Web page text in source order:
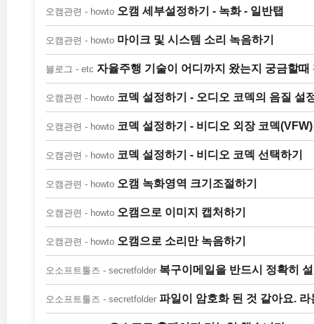
오캠관련 - howto 오캠 세부설정하기 - 녹화 - 일반탭
오캠관련 - howto 마이크 및 시스템 소리 녹음하기
블로그 - etc 자율주행 기술이 어디까지 왔는지 궁금할때
오캠관련 - howto 코덱 설정하기 - 오디오 코덱의 음질 설
오캠관련 - howto 코덱 설정하기 - 비디오 외장 코덱
오캠관련 - howto 코덱 설정하기 - 비디오 코덱 선택하기
오캠관련 - howto 오캠 녹화영역 크기조절하기
오캠관련 - howto 오캠으로 이미지 캡처하기
오캠관련 - howto 오캠으로 소리만 녹음하기
오소프트툴즈 - secretfolder 복구이메일을 반드시 정확히
오소프트툴즈 - secretfolder 파일이 암호화 된 것 같아요. 라